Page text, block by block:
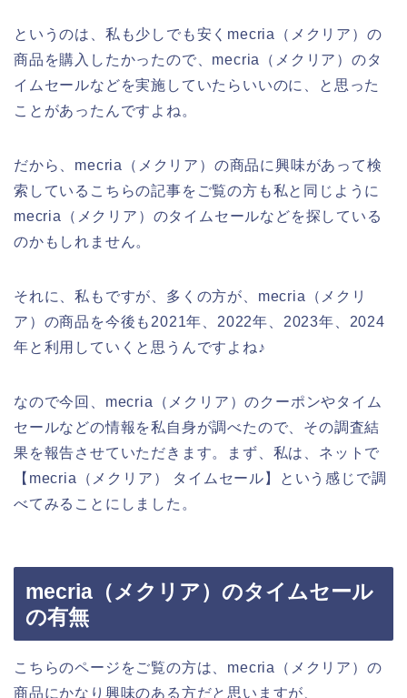
というのは、私も少しでも安くmecria（メクリア）の
商品を購入したかったので、mecria（メクリア）のタ
イムセールなどを実施していたらいいのに、と思った
ことがあったんですよね。
だから、mecria（メクリア）の商品に興味があって検
索しているこちらの記事をご覧の方も私と同じように
mecria（メクリア）のタイムセールなどを探している
のかもしれません。
それに、私もですが、多くの方が、mecria（メクリ
ア）の商品を今後も2021年、2022年、2023年、2024
年と利用していくと思うんですよね♪
なので今回、mecria（メクリア）のクーポンやタイム
セールなどの情報を私自身が調べたので、その調査結
果を報告させていただきます。まず、私は、ネットで
【mecria（メクリア） タイムセール】という感じで調
べてみることにしました。
mecria（メクリア）のタイムセール
の有無
こちらのページをご覧の方は、mecria（メクリア）の
商品にかなり興味のある方だと思いますが、